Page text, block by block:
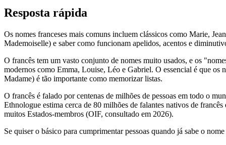
Resposta rápida
Os nomes franceses mais comuns incluem clássicos como Marie,
Mademoiselle) e saber como funcionam apelidos, acentos e
O francês tem um vasto conjunto de nomes muito usados, e os
modernos como Emma, Louise, Léo e Gabriel. O essencial é que os
Madame) é tão importante como memorizar listas.
O francês é falado por centenas de milhões de pessoas em todo o
Ethnologue estima cerca de 80 milhões de falantes nativos de
muitos Estados-membros (OIF, consultado em 2026).
Se quiser o básico para cumprimentar pessoas quando já sabe o